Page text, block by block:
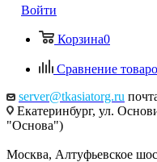
Войти
Корзина0
Сравнение
server@tkasiatorg.ru
Екатеринбург, ул.
"Основа")
Москва, Алтуфьевское